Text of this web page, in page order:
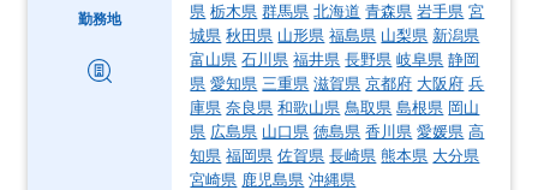
勤務地
県 栃木県 群馬県 北海道 青森県 岩手県 宮
城県 秋田県 山形県 福島県 山梨県 新潟県
富山県 石川県 福井県 長野県 岐阜県 静岡
県 愛知県 三重県 滋賀県 京都府 大阪府 兵
庫県 奈良県 和歌山県 鳥取県 島根県 岡山
県 広島県 山口県 徳島県 香川県 愛媛県 高
知県 福岡県 佐賀県 長崎県 熊本県 大分県
宮崎県 鹿児島県 沖縄県